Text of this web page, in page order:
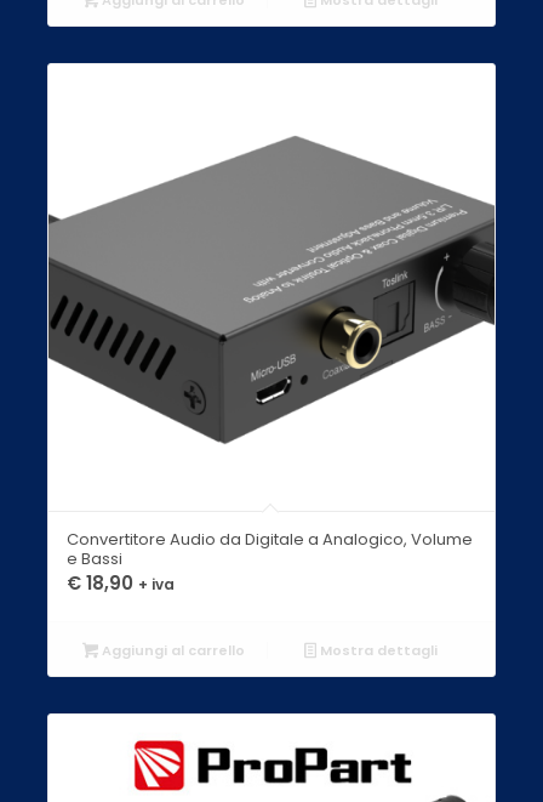
Convertitore Audio da Digitale a Analogico, Volume
e Bassi
€18,90 + iva
Aggiungi al carrello Mostra dettagli